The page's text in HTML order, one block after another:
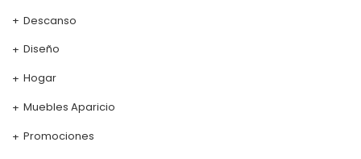
Descanso
Diseño
Hogar
Muebles Aparicio
Promociones